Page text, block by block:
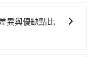
含了所有基本的費
用。但如果您需要
異與優缺點比